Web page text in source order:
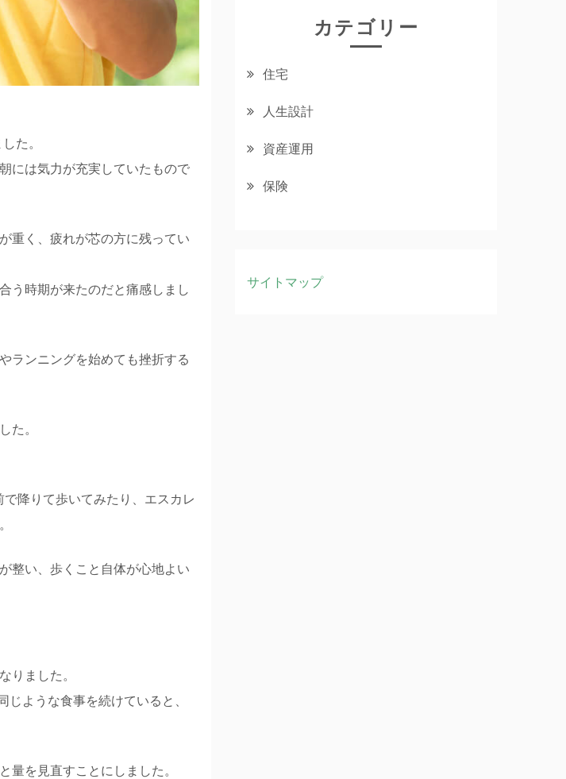
た。
には気力が充実していたもので
重く、疲れが芯の方に残ってい
う時期が来たのだと痛感しまし
ランニングを始めても挫折する
た。
降りて歩いてみたり、エスカレ
整い、歩くこと自体が心地よい
りました。
ような食事を続けていると、
を見直すことにしました。
カテゴリー
住宅
人生設計
資産運用
保険
サイトマップ